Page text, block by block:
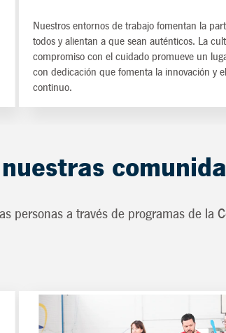
Nuestros entornos de trabajo fomentan la
todos y alientan a que sean auténticos. La
compromiso con el cuidado promueve un
con dedicación que fomenta la innovación y
continuo.
personas a través de programas de la